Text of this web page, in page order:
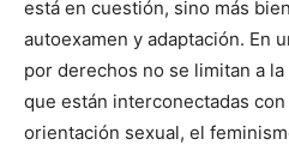
está en cuestión, sino más
autoexamen y adaptación. En
por derechos no se limitan a
que están interconectadas
orientación sexual, el